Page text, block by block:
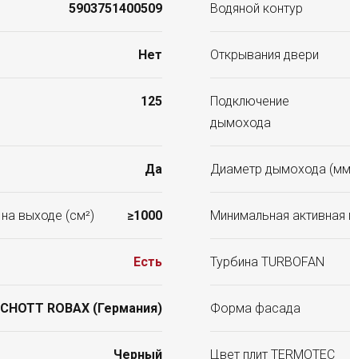
5903751400509 Водяной контур
Нет Открывания двери
125
Подключение
дымохода
Да Диаметр дымохода
выходе (см²) ≥1000 Минимальная
Есть Турбина TURBOFAN
ROBAX (Германия) Форма фасада
Черный Цвет плит TERMOTEC